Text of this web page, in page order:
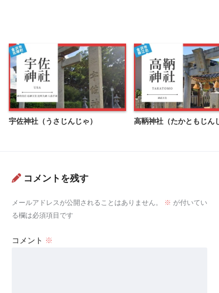
宇佐神社（うさじんじゃ） 高鞆神社（たかともじん
コメントを残す
メールアドレスが公開されることはありません。 ※ が付いてい
る欄は必須項目です
コメント ※